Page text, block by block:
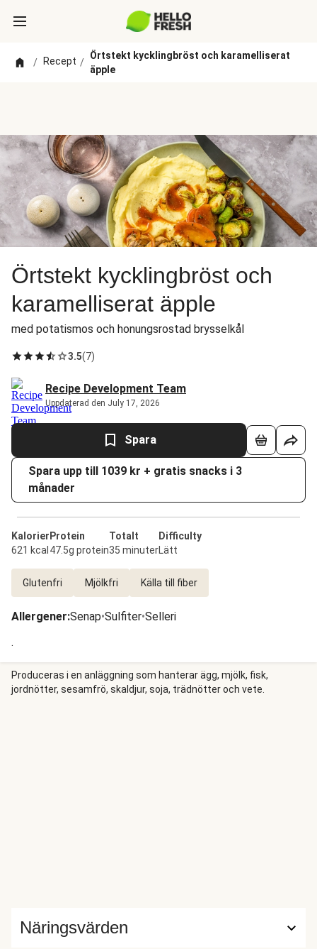
/ Recept /
Örtstekt kycklingbröst och karamelliserat
äpple
Örtstekt kycklingbröst och
karamelliserat äpple
med potatismos och honungsrostad brysselkål
3.5(7)
Recipe Development Team
Uppdaterad den July 17, 2026
Spara
Spara upp till 1039 kr + gratis snacks i 3
månader
Kalorier
621 kcal
Protein
47.5g protein
Totalt
35 minuter
Difficulty
Lätt
Glutenfri Mjölkfri Källa till fiber
Allergener:Senap•Sulfiter•Selleri
.
Produceras i en anläggning som hanterar ägg, mjölk, fisk,
jordnötter, sesamfrö, skaldjur, soja, trädnötter och vete.
Näringsvärden